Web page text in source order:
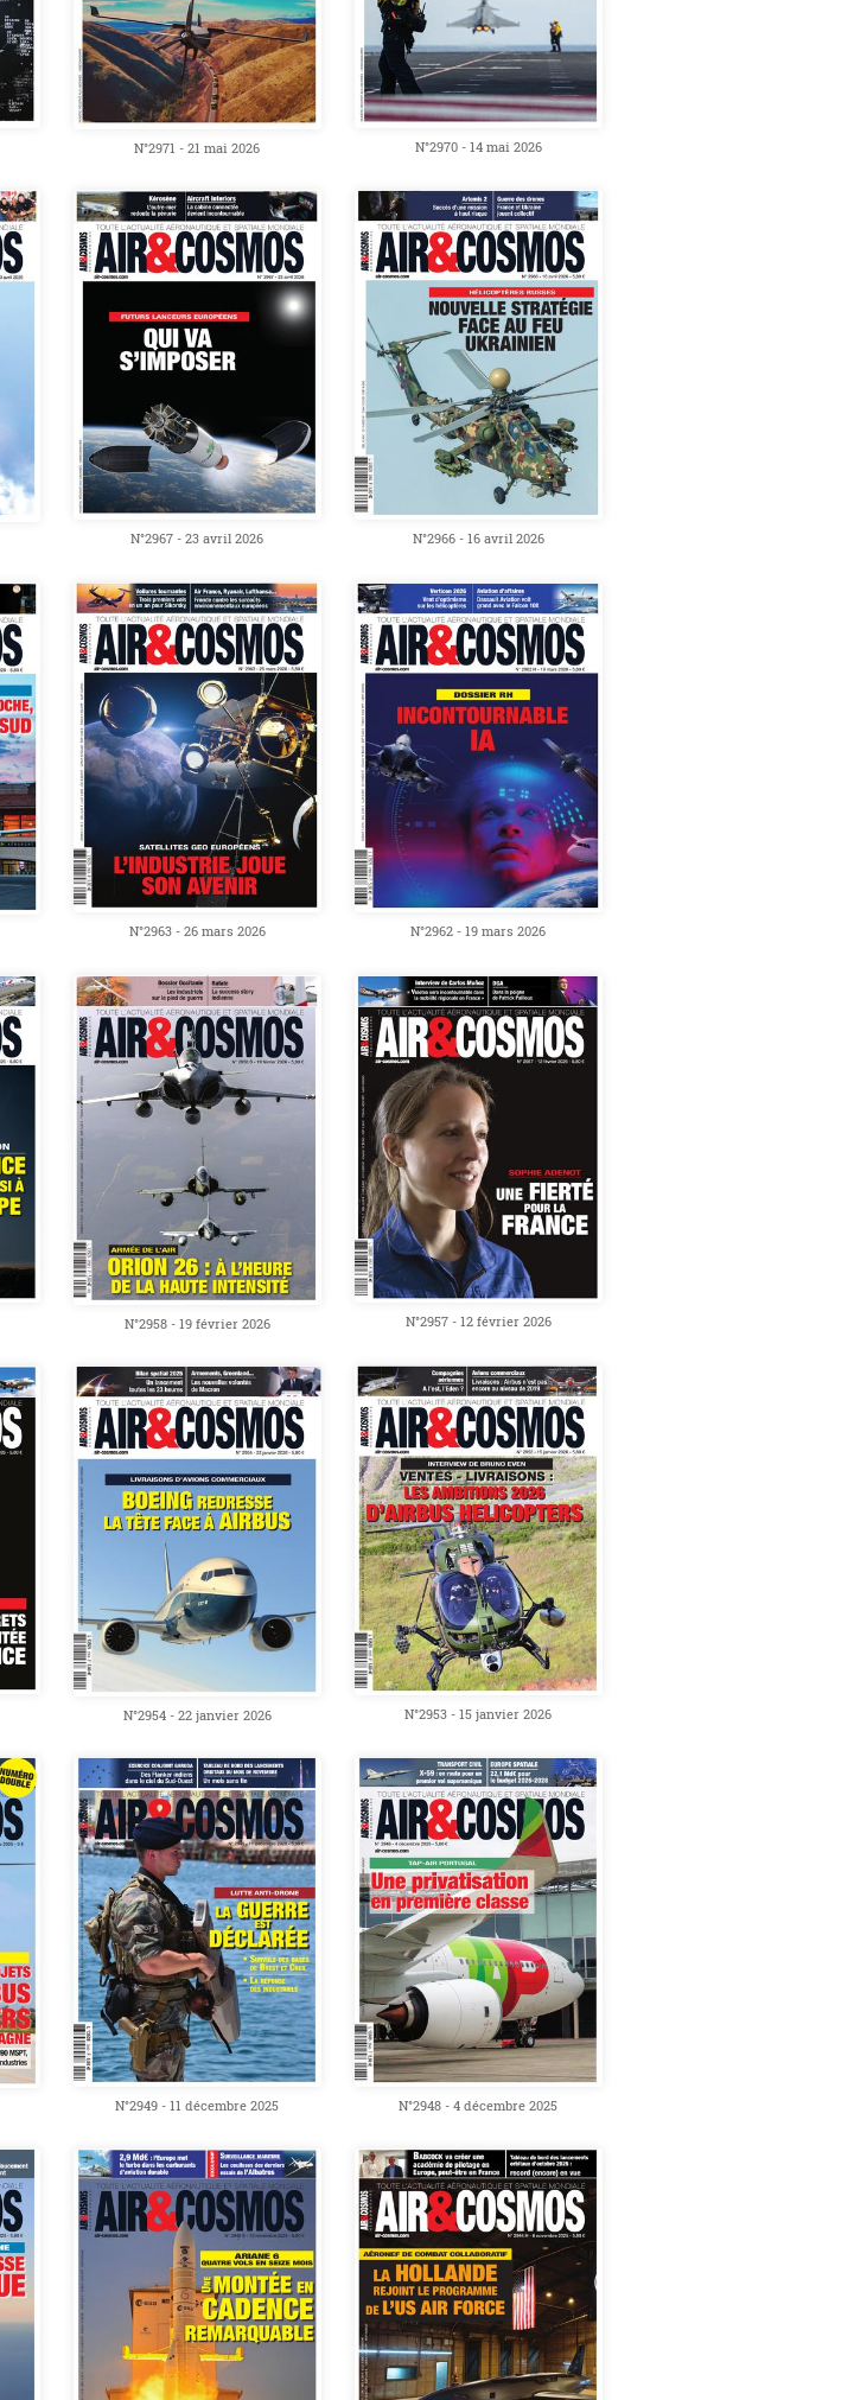
N°2971 - 21 mai 2026 N°2970 - 14 mai 2026
N°2967 - 23 avril 2026 N°2966 - 16 avril 2026
N°2963 - 26 mars 2026 N°2962 - 19 mars 2026
N°2958 - 19 février 2026 N°2957 - 12 février 2026
N°2954 - 22 janvier 2026 N°2953 - 15 janvier 2026
N°2949 - 11 décembre 2025 N°2948 - 4 décembre 2025